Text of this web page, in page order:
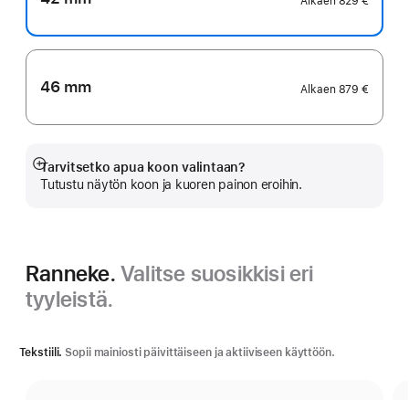
46 mm Alkaen 879 €
Tarvitsetko apua koon valintaan?
Tutustu näytön koon ja kuoren painon eroihin.
Näytä
lisää
Ranneke. Valitse suosikkisi eri
tyyleistä.
Tekstiili. Sopii mainiosti päivittäiseen ja aktiiviseen käyttöön.